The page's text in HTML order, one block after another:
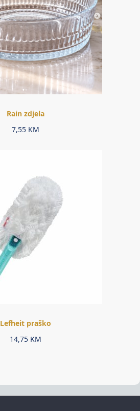
Rain zdjela
7,55 KM
Lefheit praško
14,75 KM